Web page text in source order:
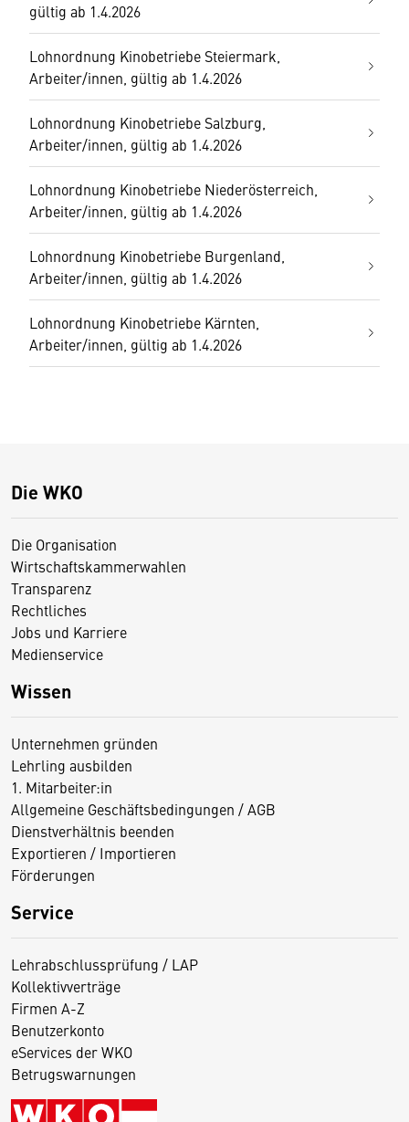
gültig ab 1.4.2026
Lohnordnung Kinobetriebe Steiermark,
Arbeiter/innen, gültig ab 1.4.2026
Lohnordnung Kinobetriebe Salzburg,
Arbeiter/innen, gültig ab 1.4.2026
Lohnordnung Kinobetriebe Niederösterreich,
Arbeiter/innen, gültig ab 1.4.2026
Lohnordnung Kinobetriebe Burgenland,
Arbeiter/innen, gültig ab 1.4.2026
Lohnordnung Kinobetriebe Kärnten,
Arbeiter/innen, gültig ab 1.4.2026
Die WKO
Die Organisation
Wirtschaftskammerwahlen
Transparenz
Rechtliches
Jobs und Karriere
Medienservice
Wissen
Unternehmen gründen
Lehrling ausbilden
1. Mitarbeiter:in
Allgemeine Geschäftsbedingungen / AGB
Dienstverhältnis beenden
Exportieren / Importieren
Förderungen
Service
Lehrabschlussprüfung / LAP
Kollektivverträge
Firmen A-Z
Benutzerkonto
eServices der WKO
Betrugswarnungen